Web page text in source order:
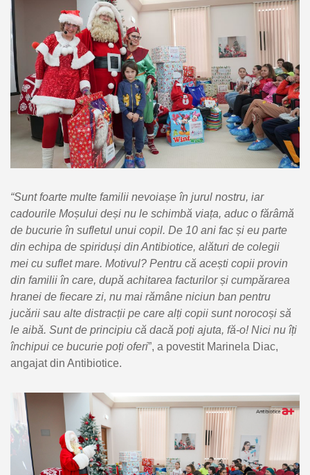
“Sunt foarte multe familii nevoiașe în jurul nostru, iar
cadourile Moșului deși nu le schimbă viața, aduc o fărâmă
de bucurie în sufletul unui copil. De 10 ani fac și eu parte
din echipa de spiriduși din Antibiotice, alături de colegii
mei cu suflet mare. Motivul? Pentru că acești copii provin
din familii în care, după achitarea facturilor și cumpărarea
hranei de fiecare zi, nu mai rămâne niciun ban pentru
jucării sau alte distracții pe care alți copii sunt norocoși să
le aibă. Sunt de principiu că dacă poți ajuta, fă-o! Nici nu îți
închipui ce bucurie poți oferi”, a povestit Marinela Diac,
angajat din Antibiotice.